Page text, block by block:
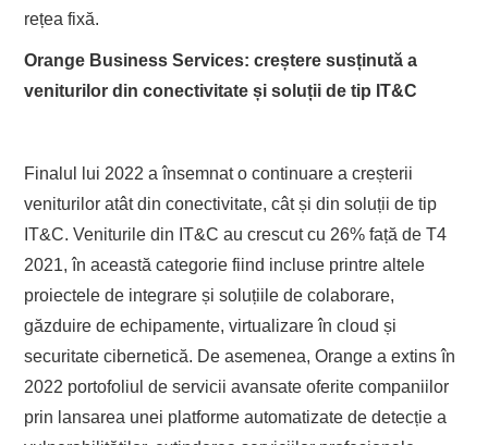
rețea fixă.
Orange Business Services: creștere susținută a
veniturilor din conectivitate și soluții de tip IT&C
Finalul lui 2022 a însemnat o continuare a creșterii
veniturilor atât din conectivitate, cât și din soluții de tip
IT&C. Veniturile din IT&C au crescut cu 26% față de T4
2021, în această categorie fiind incluse printre altele
proiectele de integrare și soluțiile de colaborare,
găzduire de echipamente, virtualizare în cloud și
securitate cibernetică. De asemenea, Orange a extins în
2022 portofoliul de servicii avansate oferite companiilor
prin lansarea unei platforme automatizate de detecție a